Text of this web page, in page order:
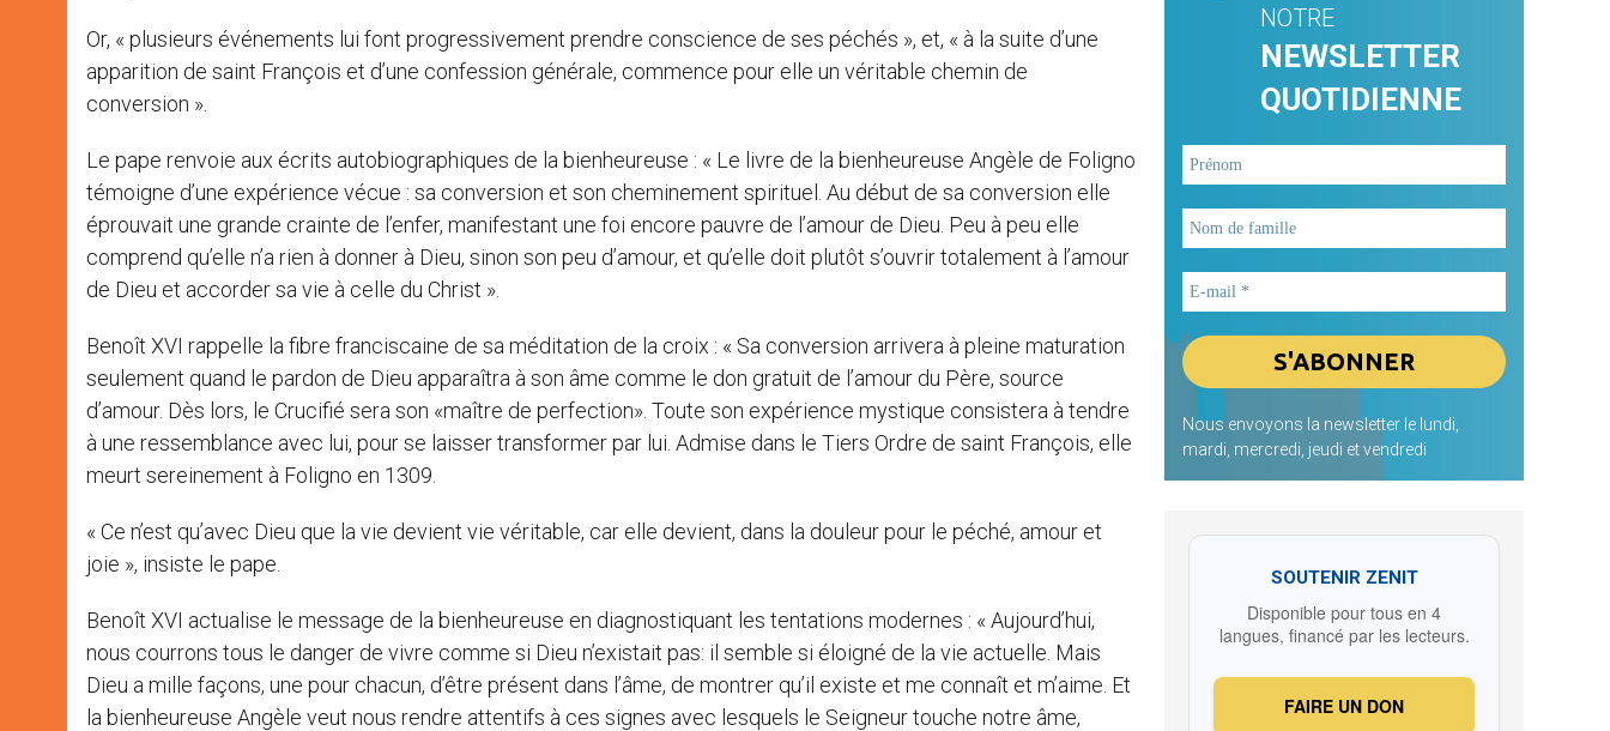
Or, « plusieurs événements lui font progressivement prendre conscience de ses péchés », et, « à la suite d’une
apparition de saint François et d’une confession générale, commence pour elle un véritable chemin de
conversion ».
Le pape renvoie aux écrits autobiographiques de la bienheureuse : « Le livre de la bienheureuse Angèle de Foligno
témoigne d’une expérience vécue : sa conversion et son cheminement spirituel. Au début de sa conversion elle
éprouvait une grande crainte de l’enfer, manifestant une foi encore pauvre de l’amour de Dieu. Peu à peu elle
comprend qu’elle n’a rien à donner à Dieu, sinon son peu d’amour, et qu’elle doit plutôt s’ouvrir totalement à l’amour
de Dieu et accorder sa vie à celle du Christ ».
Benoît XVI rappelle la fibre franciscaine de sa méditation de la croix : « Sa conversion arrivera à pleine maturation
seulement quand le pardon de Dieu apparaîtra à son âme comme le don gratuit de l’amour du Père, source
d’amour. Dès lors, le Crucifié sera son «maître de perfection». Toute son expérience mystique consistera à tendre
à une ressemblance avec lui, pour se laisser transformer par lui. Admise dans le Tiers Ordre de saint François, elle
meurt sereinement à Foligno en 1309.
« Ce n’est qu’avec Dieu que la vie devient vie véritable, car elle devient, dans la douleur pour le péché, amour et
joie », insiste le pape.
Benoît XVI actualise le message de la bienheureuse en diagnostiquant les tentations modernes : « Aujourd’hui,
nous courrons tous le danger de vivre comme si Dieu n’existait pas: il semble si éloigné de la vie actuelle. Mais
Dieu a mille façons, une pour chacun, d’être présent dans l’âme, de montrer qu’il existe et me connaît et m’aime. Et
la bienheureuse Angèle veut nous rendre attentifs à ces signes avec lesquels le Seigneur touche notre âme,
NOTRE
NEWSLETTER
QUOTIDIENNE
Nous envoyons la newsletter le lundi,
mardi, mercredi, jeudi et vendredi
SOUTENIR ZENIT
Disponible pour tous en 4
langues, financé par les lecteurs.
FAIRE UN DON